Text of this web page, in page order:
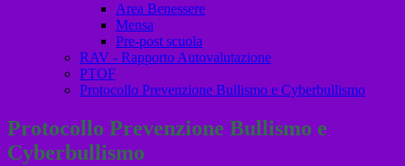
Area Benessere
Mensa
Pre-post scuola
RAV - Rapporto Autovalutazione
PTOF
Protocollo Prevenzione Bullismo e Cyberbullismo
Protocollo Prevenzione Bullismo e
Cyberbullismo